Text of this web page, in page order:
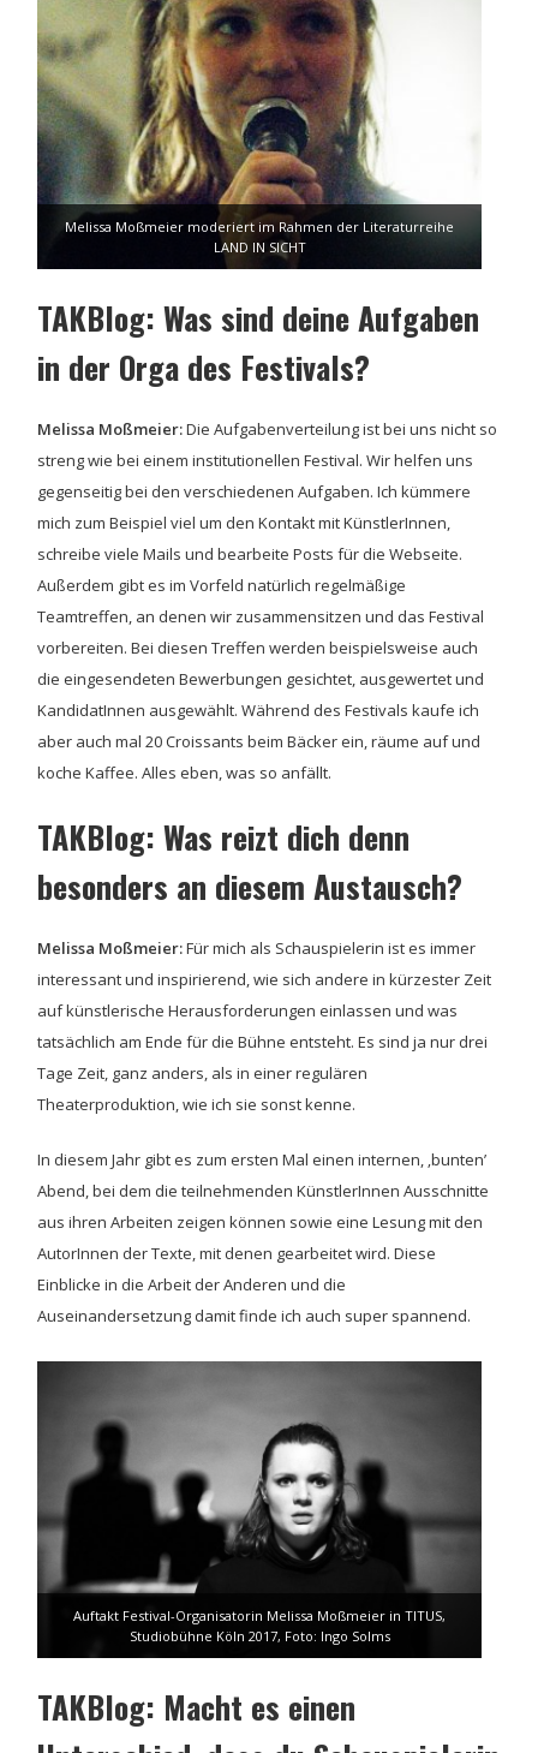
Melissa Moßmeier moderiert im Rahmen der Literaturreihe
LAND IN SICHT
TAKBlog: Was sind deine Aufgaben
in der Orga des Festivals?
Melissa Moßmeier:Die Aufgabenverteilung ist bei uns nicht so
streng wie bei einem institutionellen Festival. Wir helfen uns
gegenseitig bei den verschiedenen Aufgaben. Ich kümmere
mich zum Beispiel viel um den Kontakt mit KünstlerInnen,
schreibe viele Mails und bearbeite Posts für die Webseite.
Außerdem gibt es im Vorfeld natürlich regelmäßige
Teamtreffen, an denen wir zusammensitzen und das Festival
vorbereiten. Bei diesen Treffen werden beispielsweise auch
die eingesendeten Bewerbungen gesichtet, ausgewertet und
KandidatInnen ausgewählt. Während des Festivals kaufe ich
aber auch mal 20 Croissants beim Bäcker ein, räume auf und
koche Kaffee. Alles eben, was so anfällt.
TAKBlog: Was reizt dich denn
besonders an diesem Austausch?
Melissa Moßmeier:Für mich als Schauspielerin ist es immer
interessant und inspirierend, wie sich andere in kürzester Zeit
auf künstlerische Herausforderungen einlassen und was
tatsächlich am Ende für die Bühne entsteht. Es sind ja nur drei
Tage Zeit, ganz anders, als in einer regulären
Theaterproduktion, wie ich sie sonst kenne.
In diesem Jahr gibt es zum ersten Mal einen internen, ‚bunten’
Abend, bei dem die teilnehmenden KünstlerInnen Ausschnitte
aus ihren Arbeiten zeigen können sowie eine Lesung mit den
AutorInnen der Texte, mit denen gearbeitet wird. Diese
Einblicke in die Arbeit der Anderen und die
Auseinandersetzung damit finde ich auch super spannend.
Auftakt Festival-Organisatorin Melissa Moßmeier in TITUS,
Studiobühne Köln 2017, Foto: Ingo Solms
TAKBlog: Macht es einen